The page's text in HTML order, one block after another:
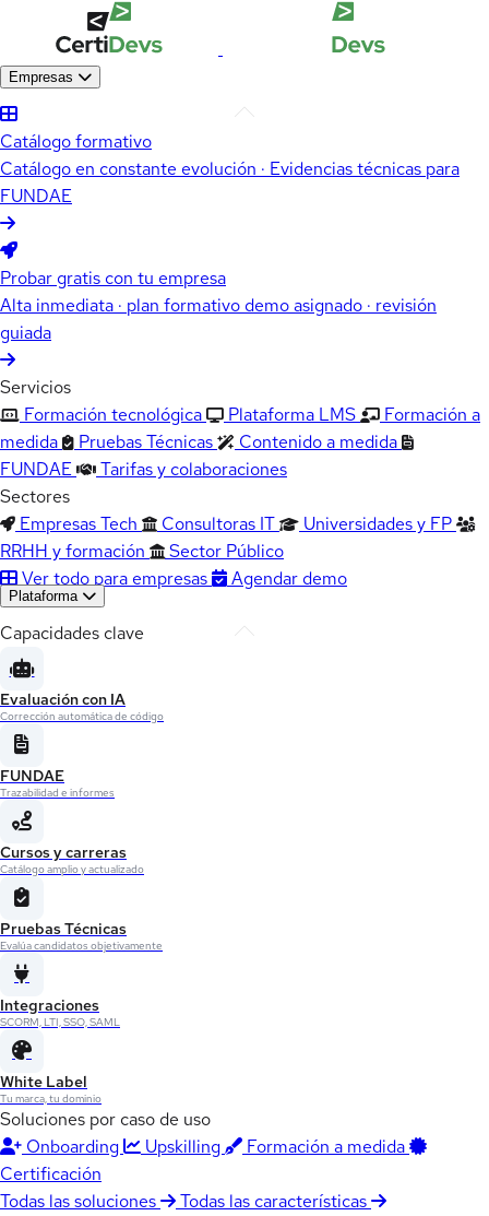
Empresas
Catálogo formativo
Catálogo en constante evolución · Evidencias técnicas para
FUNDAE
Probar gratis con tu empresa
Alta inmediata · plan formativo demo asignado · revisión
guiada
Servicios
Formación tecnológica
Plataforma LMS
Formación a
medida
Pruebas Técnicas
Contenido a medida
FUNDAE
Tarifas y colaboraciones
Sectores
Empresas Tech
Consultoras IT
Universidades y FP
RRHH y formación
Sector Público
Ver todo para empresas
Agendar demo
Plataforma
Capacidades clave
Evaluación con IA
Corrección automática de código
FUNDAE
Trazabilidad e informes
Cursos y carreras
Catálogo amplio y actualizado
Pruebas Técnicas
Evalúa candidatos objetivamente
Integraciones
SCORM, LTI, SSO, SAML
White Label
Tu marca, tu dominio
Soluciones por caso de uso
Onboarding
Upskilling
Formación a medida
Certificación
Todas las soluciones
Todas las características